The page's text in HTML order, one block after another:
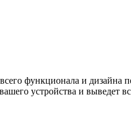
функционала и дизайна
устройства и